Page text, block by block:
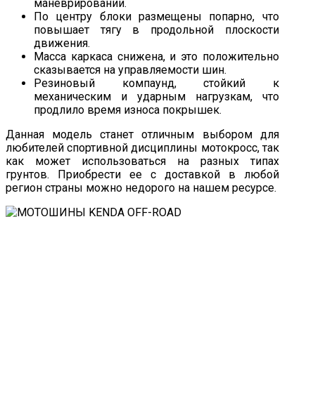
маневрировании.
По центру блоки размещены попарно, что
повышает тягу в продольной плоскости
движения.
Масса каркаса снижена, и это положительно
сказывается на управляемости шин.
Резиновый компаунд, стойкий к
механическим и ударным нагрузкам, что
продлило время износа покрышек.
Данная модель станет отличным выбором для
любителей спортивной дисциплины мотокросс, так
как может использоваться на разных типах
грунтов. Приобрести ее с доставкой в любой
регион страны можно недорого на нашем ресурсе.